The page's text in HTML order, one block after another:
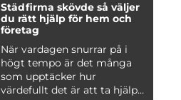
Städfirma skövde så väljer
du rätt hjälp för hem och
företag
När vardagen snurrar på i
högt tempo är det många
som upptäcker hur
värdefullt det är att ta hjälp